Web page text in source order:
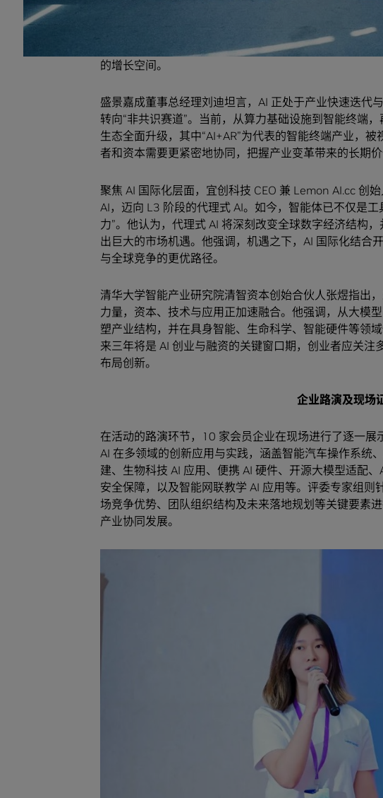
在主题分享环节上，Google Cloud 大中华区初创生态
对话的关键信息。他提出，多模态交互、生产力提升和
力。同时他也呼吁，创业者要抓住窗口期，积极学习并
的增长空间。
盛景嘉成董事总经理刘迪坦言，AI 正处于产业快速迭代
转向“非共识赛道”。当前，从算力基础设施到智能终端
生态全面升级，其中“AI+AR”为代表的智能终端产业，
者和资本需要更紧密地协同，把握产业变革带来的长期
聚焦 AI 国际化层面，宜创科技 CEO 兼 Lemon AI.cc 创
AI，迈向 L3 阶段的代理式 AI。如今，智能体已不仅是
力”。他认为，代理式 AI 将深刻改变全球数字经济结构
出巨大的市场机遇。他强调，机遇之下，AI 国际化结合
与全球竞争的更优路径。
清华大学智能产业研究院清智资本创始合伙人张煜指出
力量，资本、技术与应用正加速融合。他强调，从大模
塑产业结构，并在具身智能、生命科学、智能硬件等领
来三年将是 AI 创业与融资的关键窗口期，创业者应关
布局创新。
企业路演及现场
在活动的路演环节，10 家会员企业在现场进行了逐一
AI 在多领域的创新应用与实践，涵盖智能汽车操作系统
建、生物科技 AI 应用、便携 AI 硬件、开源大模型适配
安全保障，以及智能网联教学 AI 应用等。评委专家组
场竞争优势、团队组织结构及未来落地规划等关键要素
产业协同发展。